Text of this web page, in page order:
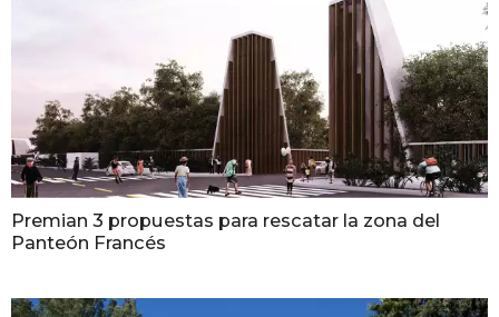
Premian 3 propuestas para rescatar la zona del
Panteón Francés